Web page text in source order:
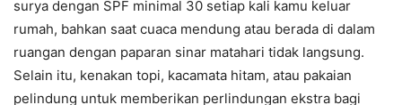
surya dengan SPF minimal 30 setiap kali kamu keluar
rumah, bahkan saat cuaca mendung atau berada di dalam
ruangan dengan paparan sinar matahari tidak langsung.
Selain itu, kenakan topi, kacamata hitam, atau pakaian
pelindung untuk memberikan perlindungan ekstra bagi